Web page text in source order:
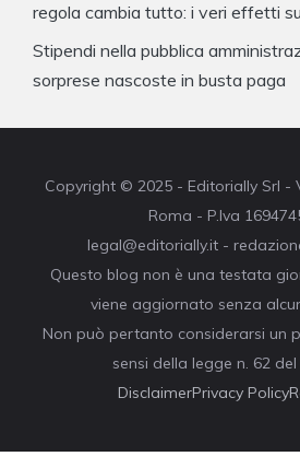
regola cambia tutto: i veri effetti
Stipendi nella pubblica
sorprese nascoste in busta paga
Copyright © 2025 - Editorially Srl -
Roma - P.Iva
legal@editorially.it -
Questo blog non è una testata
viene aggiornato senza
Non può pertanto considerarsi un
sensi della legge n. 62 del
DisclaimerPrivacy Policy